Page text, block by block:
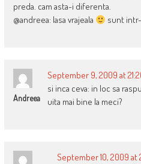
preda. cam asta-i diferenta.
@andreea: lasa vrajeala
sunt
Andreea
September 9, 2009 at
si inca ceva: in loc sa
uita mai bine la meci?
September 10, 2009 at